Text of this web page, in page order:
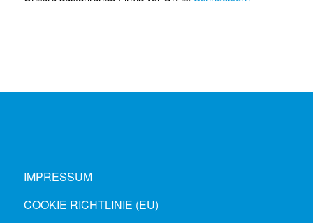
IMPRESSUM
COOKIE RICHTLINIE (EU)